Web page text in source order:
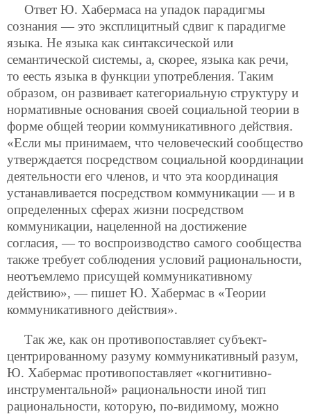
Ответ Ю. Хабермаса на упадок парадигмы
сознания — это эксплицитный сдвиг к парадигме
языка. Не языка как синтаксической или
семантической системы, а, скорее, языка как речи,
то еесть языка в функции употребления. Таким
образом, он развивает категориальную структуру и
нормативные основания своей социальной теории в
форме общей теории коммуникативного действия.
«Если мы принимаем, что человеческий сообщество
утверждается посредством социальной координации
деятельности его членов, и что эта координация
устанавливается посредством коммуникации — и в
определенных сферах жизни посредством
коммуникации, нацеленной на достижение
согласия, — то воспроизводство самого сообщества
также требует соблюдения условий рациональности,
неотъемлемо присущей коммуникативному
действию», — пишет Ю. Хабермас в «Теории
коммуникативного действия».
Так же, как он противопоставляет субъект-
центрированному разуму коммуникативный разум,
Ю. Хабермас противопоставляет «когнитивно-
инструментальной» рациональности иной тип
рациональности, которую, по-видимому, можно